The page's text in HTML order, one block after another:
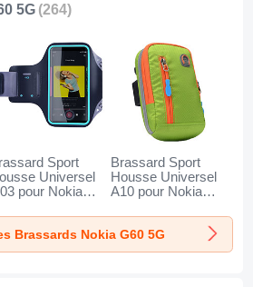
5G (264)
Sport
Universel
pour Nokia
Brassard Sport
Housse Universel
A10 pour Nokia
Brassards Nokia G60 5G